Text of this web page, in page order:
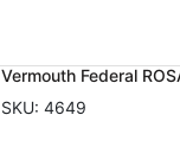
Vermouth Federal
SKU: 4649